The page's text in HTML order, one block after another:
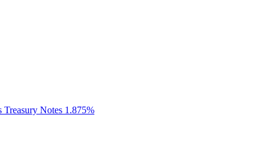
Treasury Notes 1.875%